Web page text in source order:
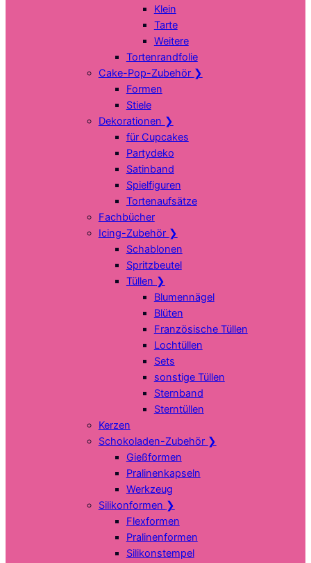
Klein
Tarte
Weitere
Tortenrandfolie
Cake-Pop-Zubehör ❯
Formen
Stiele
Dekorationen ❯
für Cupcakes
Partydeko
Satinband
Spielfiguren
Tortenaufsätze
Fachbücher
Icing-Zubehör ❯
Schablonen
Spritzbeutel
Tüllen ❯
Blumennägel
Blüten
Französische Tüllen
Lochtüllen
Sets
sonstige Tüllen
Sternband
Sterntüllen
Kerzen
Schokoladen-Zubehör ❯
Gießformen
Pralinenkapseln
Werkzeug
Silikonformen ❯
Flexformen
Pralinenformen
Silikonstempel